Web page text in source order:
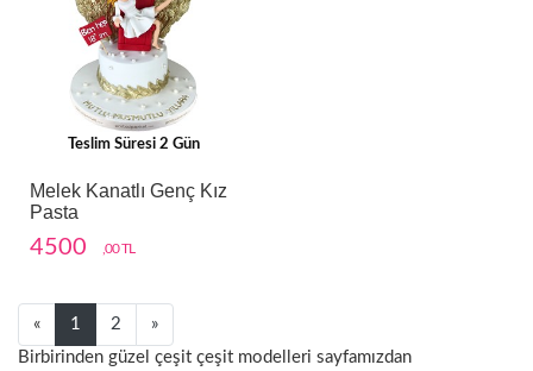
Teslim Süresi 2 Gün
Melek Kanatlı Genç Kız
Pasta
4500 ,00 TL
«Next1 2 »Next
Birbirinden güzel çeşit çeşit modelleri sayfamızdan